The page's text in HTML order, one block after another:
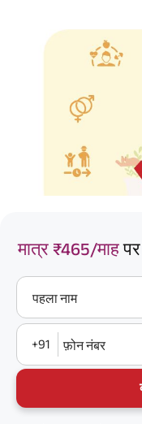
मात्र ₹465/माहपर
पहला नाम
+91 फ़ोन नंबर